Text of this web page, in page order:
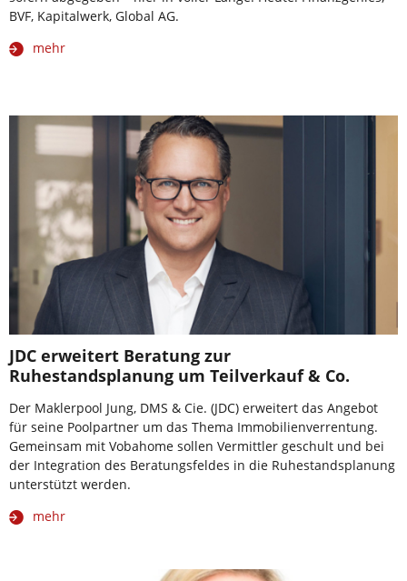
BVF, Kapitalwerk, Global AG.
mehr
JDC erweitert Beratung zur
Ruhestandsplanung um Teilverkauf & Co.
Der Maklerpool Jung, DMS & Cie. (JDC) erweitert das Angebot
für seine Poolpartner um das Thema Immobilienverrentung.
Gemeinsam mit Vobahome sollen Vermittler geschult und bei
der Integration des Beratungsfeldes in die Ruhestandsplanung
unterstützt werden.
mehr